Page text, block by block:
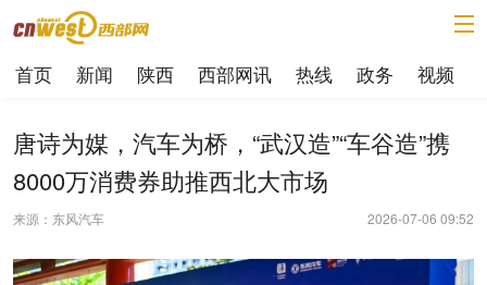
首页 新闻 陕西 西部网讯 热线 政务 视频
唐诗为媒，汽车为桥，“武汉造”“车谷造”携
8000万消费券助推西北大市场
来源：东风汽车 2026-07-06 09:52